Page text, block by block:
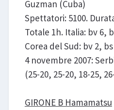
Guzman (Cuba)
Spettatori: 5100.
Totale 1h. Italia: bv 6,
Corea del Sud: bv 2,
4 novembre 2007:
(25-20, 25-20, 18-25,
GIRONE B Hamamatsu